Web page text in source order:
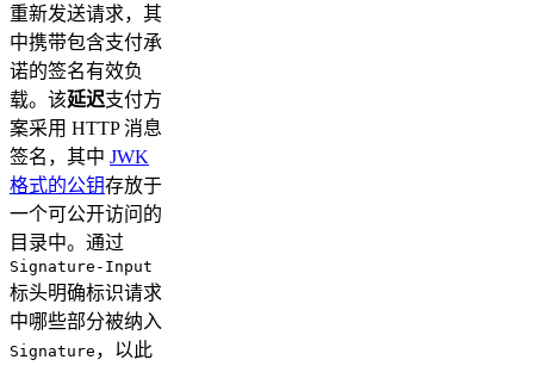
重新发送请求，其
中携带包含支付承
诺的签名有效负
载。该延迟支付方
案采用 HTTP 消息
签名，其中 JWK
格式的公钥存放于
一个可公开访问的
目录中。通过
Signature-Input
标头明确标识请求
中哪些部分被纳入
Signature ，以此